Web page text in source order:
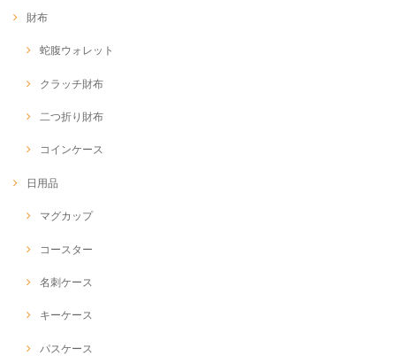
財布
蛇腹ウォレット
クラッチ財布
二つ折り財布
コインケース
日用品
マグカップ
コースター
名刺ケース
キーケース
パスケース